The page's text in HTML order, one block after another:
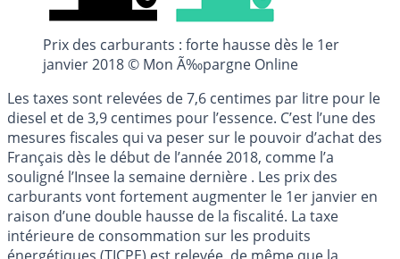
Prix des carburants : forte hausse dès le 1er
janvier 2018 © Mon Ã‰pargne Online
Les taxes sont relevées de 7,6 centimes par litre pour le
diesel et de 3,9 centimes pour l’essence. C’est l’une des
mesures fiscales qui va peser sur le pouvoir d’achat des
Français dès le début de l’année 2018, comme l’a
souligné l’Insee la semaine dernière . Les prix des
carburants vont fortement augmenter le 1er janvier en
raison d’une double hausse de la fiscalité. La taxe
intérieure de consommation sur les produits